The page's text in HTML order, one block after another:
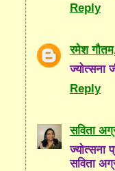
Reply
रमेश
ज्योत्सना
Reply
सविता
ज्योत्सना
सविता